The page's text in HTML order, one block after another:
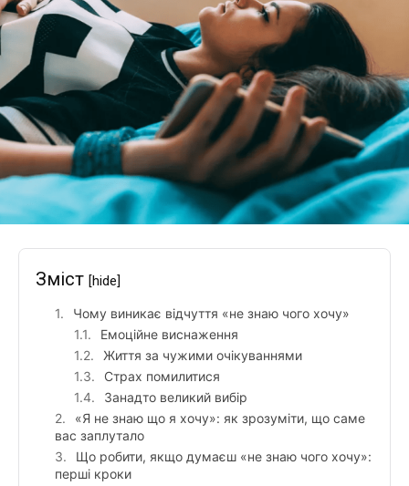
Зміст [hide]
Чому виникає відчуття «не знаю чого хочу»
Емоційне виснаження
Життя за чужими очікуваннями
Страх помилитися
Занадто великий вибір
«Я не знаю що я хочу»: як зрозуміти, що саме
вас заплутало
Що робити, якщо думаєш «не знаю чого хочу»:
перші кроки